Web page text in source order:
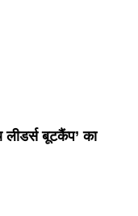
लीडर्स बूटकैंप’ का